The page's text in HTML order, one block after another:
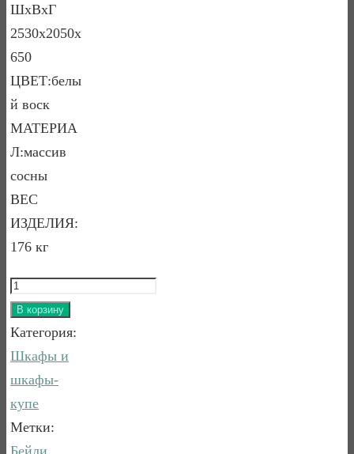
ШхВхГ
2530х2050х
650
ЦВЕТ:белы
й воск
МАТЕРИА
Л:массив
сосны
ВЕС
ИЗДЕЛИЯ:
176 кг
Количество
товара
ШКАФ
5-
ТИ
ДВЕРНЫЙ
С
5
В корзину
Категория:
Шкафы и
шкафы-
купе
Метки:
Бейли